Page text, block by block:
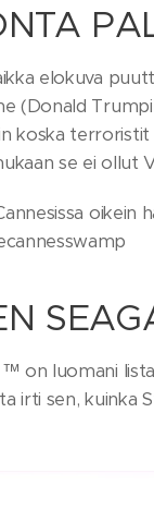
elokuva
(Donald
koska terroristit
se ei ollut
oikein
on luomani
irti sen, kuinka